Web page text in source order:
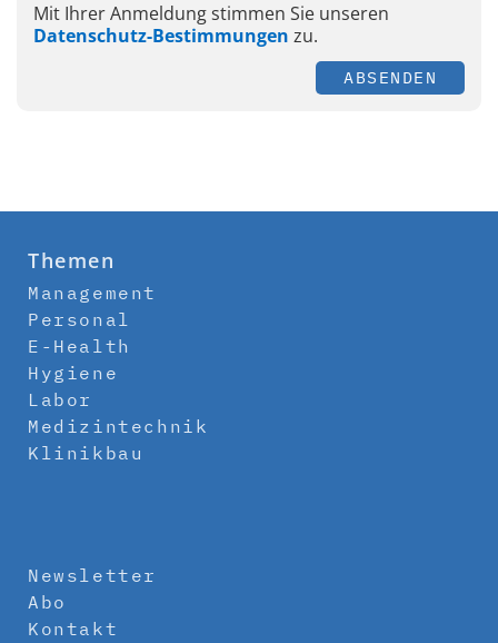
Mit Ihrer Anmeldung stimmen Sie unseren
Datenschutz-Bestimmungen zu.
ABSENDEN
Themen
Management
Personal
E-Health
Hygiene
Labor
Medizintechnik
Klinikbau
Newsletter
Abo
Kontakt